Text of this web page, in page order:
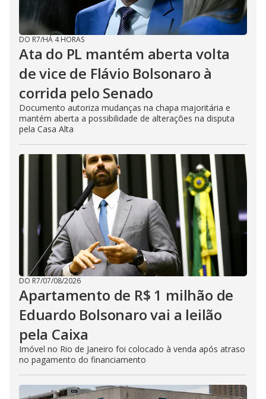
DO R7/HÁ 4 HORAS
Ata do PL mantém aberta volta
de vice de Flávio Bolsonaro à
corrida pelo Senado
Documento autoriza mudanças na chapa majoritária e
mantém aberta a possibilidade de alterações na disputa
pela Casa Alta
DO R7/07/08/2026
Apartamento de R$ 1 milhão de
Eduardo Bolsonaro vai a leilão
pela Caixa
Imóvel no Rio de Janeiro foi colocado à venda após atraso
no pagamento do financiamento